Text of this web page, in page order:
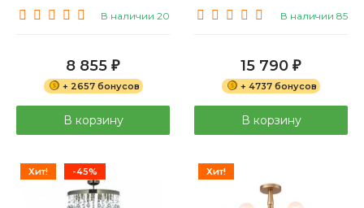
В наличии 20
8 855 ₽
+ 2657 бонусов
В корзину
В наличии 85
15 790 ₽
+ 4737 бонусов
В корзину
Хит! -45% Хит!